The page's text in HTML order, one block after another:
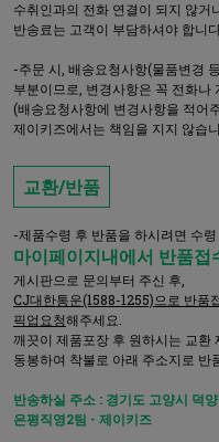
수취인과의 전화 연결이 되지 않
반송료는 고객이 부담하셔야 합니
-주문 시, 배송요청사항(물품변경
부분이므로, 변경사항은 꼭 전화나
(배송요청사항에 변경사항을 적어
제이키즈에서는 책임을 지지 않습
교환/반품
-제품수령 후 반품을 하시려면 수
마이페이지내에서 반품접
게시판으로 문의부터 주신 후,
CJ대한통운(1588-1255)으로 반품
픽업요청해주세요.
깨끗이 제품포장 후 원하시는 교환
동봉하여 착불로 아래 주소지로 반
반송하실 주소 : 경기도 고양시 덕
은평직영2팀 - 제이키즈